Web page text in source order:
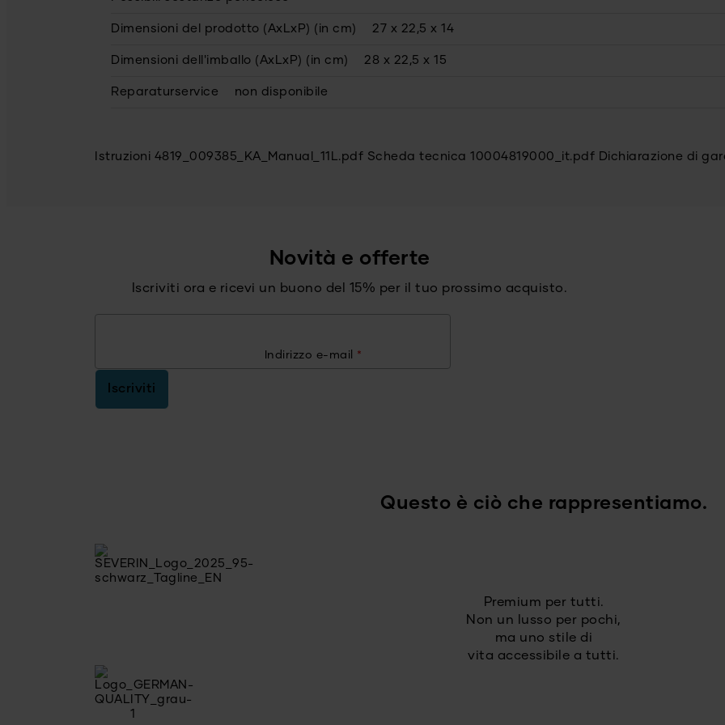
Dimensioni del prodotto (AxLxP) (in cm) 27 x 22,5 x 14
Dimensioni dell'imballo (AxLxP) (in cm) 28 x 22,5 x 15
Reparaturservice non disponibile
Istruzioni 4819_009385_KA_Manual_11L.pdf Scheda tecnica 10004819000_it.pdf Dichiarazione di
Novità e offerte
Iscriviti ora e ricevi un buono del 15% per il tuo prossimo acquisto.
Indirizzo e-mail *
Iscriviti
Questo è ciò che rappresentiamo.
Premium per tutti.
Non un lusso per pochi,
ma uno stile di
vita accessibile a tutti.